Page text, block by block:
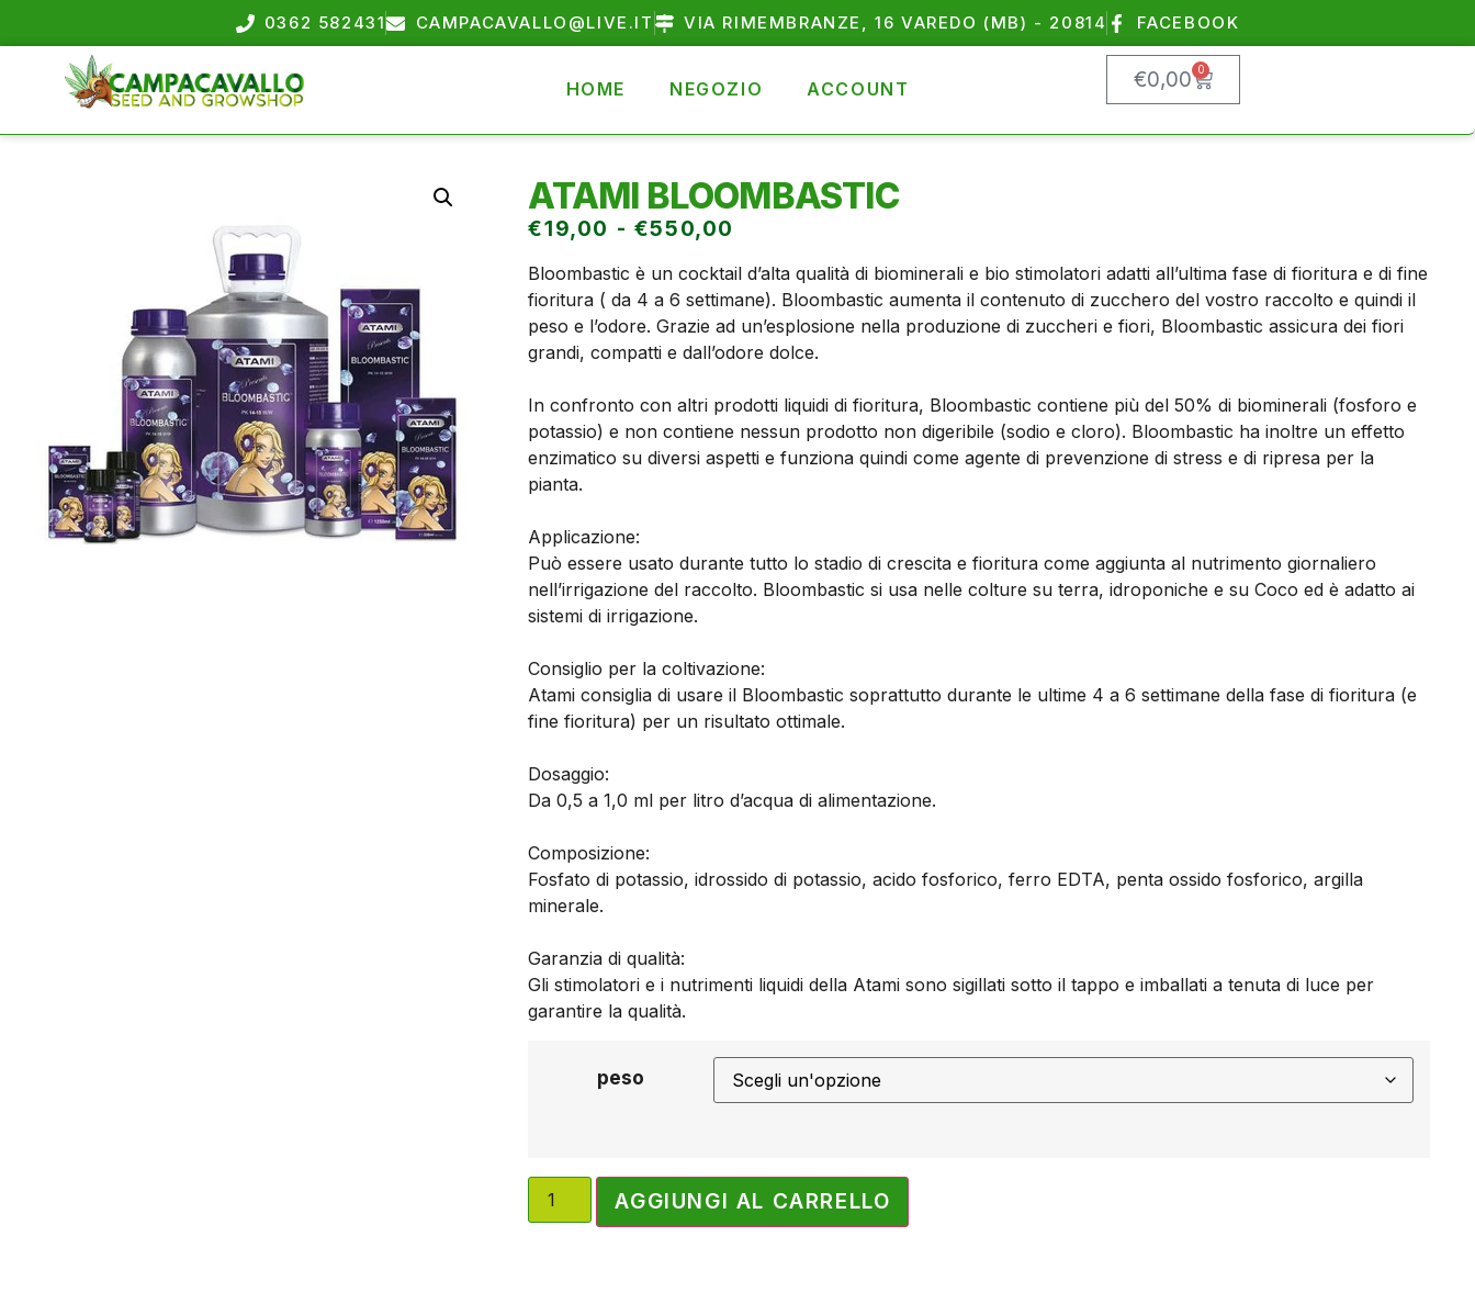
0362 582431 CAMPACAVALLO@LIVE.IT VIA RIMEMBRANZE, 16 VAREDO (MB) - 20814 FACEBOOK
HOME NEGOZIO ACCOUNT €0,00 0
ATAMI BLOOMBASTIC
€19,00 - €550,00
Bloombastic è un cocktail d’alta qualità di biominerali e bio stimolatori adatti all’ultima fase di fioritura e di fine
fioritura ( da 4 a 6 settimane). Bloombastic aumenta il contenuto di zucchero del vostro raccolto e quindi il
peso e l’odore. Grazie ad un’esplosione nella produzione di zuccheri e fiori, Bloombastic assicura dei fiori
grandi, compatti e dall’odore dolce.
In confronto con altri prodotti liquidi di fioritura, Bloombastic contiene più del 50% di biominerali (fosforo e
potassio) e non contiene nessun prodotto non digeribile (sodio e cloro). Bloombastic ha inoltre un effetto
enzimatico su diversi aspetti e funziona quindi come agente di prevenzione di stress e di ripresa per la
pianta.
Applicazione:
Può essere usato durante tutto lo stadio di crescita e fioritura come aggiunta al nutrimento giornaliero
nell’irrigazione del raccolto. Bloombastic si usa nelle colture su terra, idroponiche e su Coco ed è adatto ai
sistemi di irrigazione.
Consiglio per la coltivazione:
Atami consiglia di usare il Bloombastic soprattutto durante le ultime 4 a 6 settimane della fase di fioritura (e
fine fioritura) per un risultato ottimale.
Dosaggio:
Da 0,5 a 1,0 ml per litro d’acqua di alimentazione.
Composizione:
Fosfato di potassio, idrossido di potassio, acido fosforico, ferro EDTA, penta ossido fosforico, argilla
minerale.
Garanzia di qualità:
Gli stimolatori e i nutrimenti liquidi della Atami sono sigillati sotto il tappo e imballati a tenuta di luce per
garantire la qualità.
peso
AGGIUNGI AL CARRELLO